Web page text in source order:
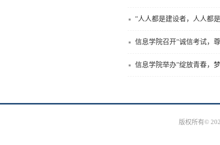
“人人都是建设者，人人都
信息学院召开“诚信考试，
信息学院举办“绽放青春，
版权所有©